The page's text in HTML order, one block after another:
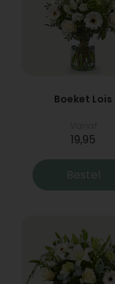
Boeket Lois
19,95
Bestel